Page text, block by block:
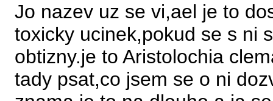
Jo nazev uz se vi,ael je to
toxicky ucinek,pokud se s ni
obtizny.je to Aristolochia
tady psat,co jsem se o ni